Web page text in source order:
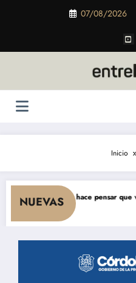
07/08/2026
Inicio
NUEVAS
y nada hace pensar que vaya a